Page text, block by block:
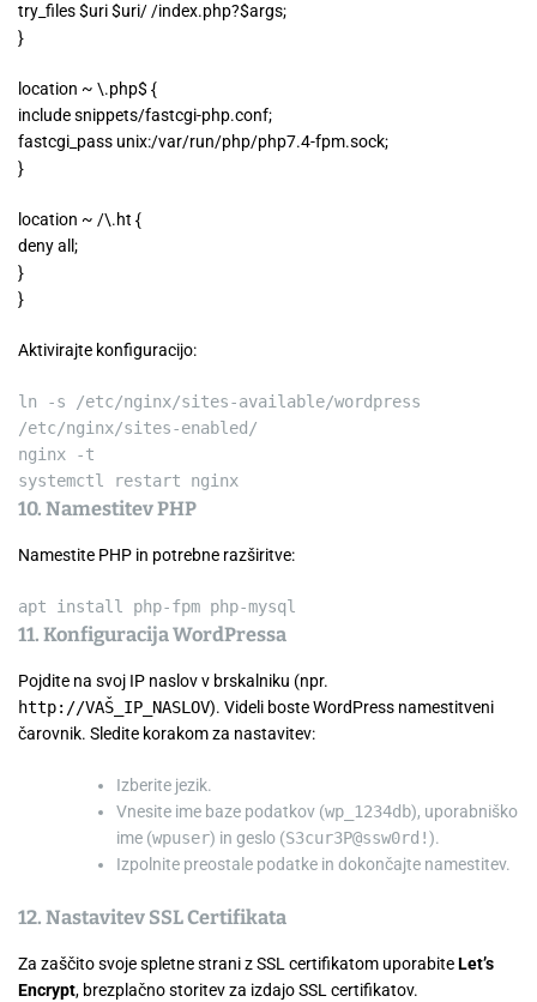
try_files$uri$uri/ /index.php?$args;
}
location ~ \.php$ {
include snippets/fastcgi-php.conf;
fastcgi_pass unix:/var/run/php/php7.4-fpm.sock;
}
location ~ /\.ht {
deny all;
}
}
Aktivirajte konfiguracijo:
ln -s /etc/nginx/sites-available/wordpress
/etc/nginx/sites-enabled/
nginx -t
systemctl restart nginx
10. Namestitev PHP
Namestite PHP in potrebne razširitve:
apt install php-fpm php-mysql
11. Konfiguracija WordPressa
Pojdite na svoj IP naslov v brskalniku (npr.
http://VAŠ_IP_NASLOV). Videli boste WordPress namestitveni
čarovnik. Sledite korakom za nastavitev:
Izberite jezik.
Vnesite ime baze podatkov (wp_1234db), uporabniško
ime (wpuser) in geslo (S3cur3P@ssw0rd!).
Izpolnite preostale podatke in dokončajte namestitev.
12. Nastavitev SSL Certifikata
Za zaščito svoje spletne strani z SSL certifikatom uporabiteLet’s
Encrypt, brezplačno storitev za izdajo SSL certifikatov.